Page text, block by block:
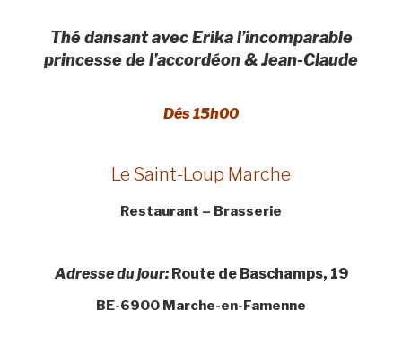
Thé dansant avec Erika l’incomparable
princesse de l’accordéon & Jean-Claude
Dés 15h00
Le Saint-Loup Marche
Restaurant – Brasserie
Adresse du jour: Route de Baschamps, 19
BE-6900 Marche-en-Famenne